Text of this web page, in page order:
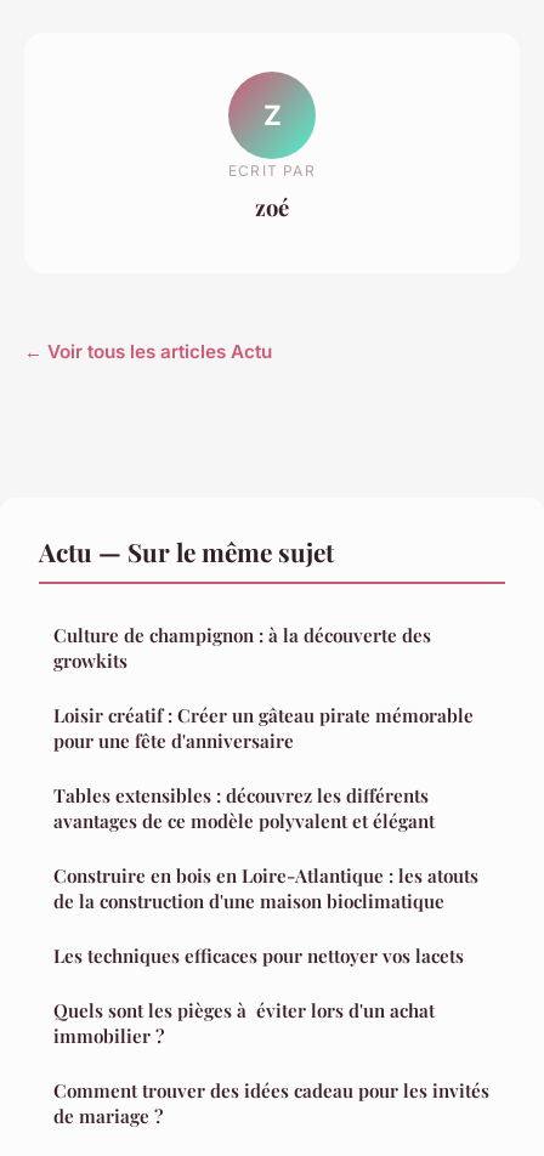
Z
ECRIT PAR
zoé
← Voir tous les articles Actu
Actu — Sur le même sujet
Culture de champignon : à la découverte des
growkits
Loisir créatif : Créer un gâteau pirate mémorable
pour une fête d'anniversaire
Tables extensibles : découvrez les différents
avantages de ce modèle polyvalent et élégant
Construire en bois en Loire-Atlantique : les atouts
de la construction d'une maison bioclimatique
Les techniques efficaces pour nettoyer vos lacets
Quels sont les pièges à éviter lors d'un achat
immobilier ?
Comment trouver des idées cadeau pour les invités
de mariage ?